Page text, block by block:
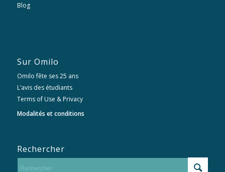
Blog
Sur Omilo
Omilo fête ses 25 ans
L’avis des étudiants
Terms of Use & Privacy
Modalités et conditions
Rechercher